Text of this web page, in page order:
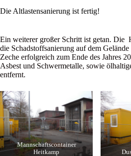
Die Altlastensanierung ist fertig!
Ein weiterer großer Schritt ist getan. Die
die Schadstoffsanierung auf dem
Zeche erfolgreich zum Ende des Jahres
Asbest und Schwermetalle, sowie
entfernt.
Mannschaftscontainer
Heitkamp